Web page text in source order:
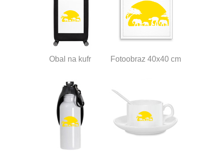
Obal na kufr Fotoobraz 40x40 cm